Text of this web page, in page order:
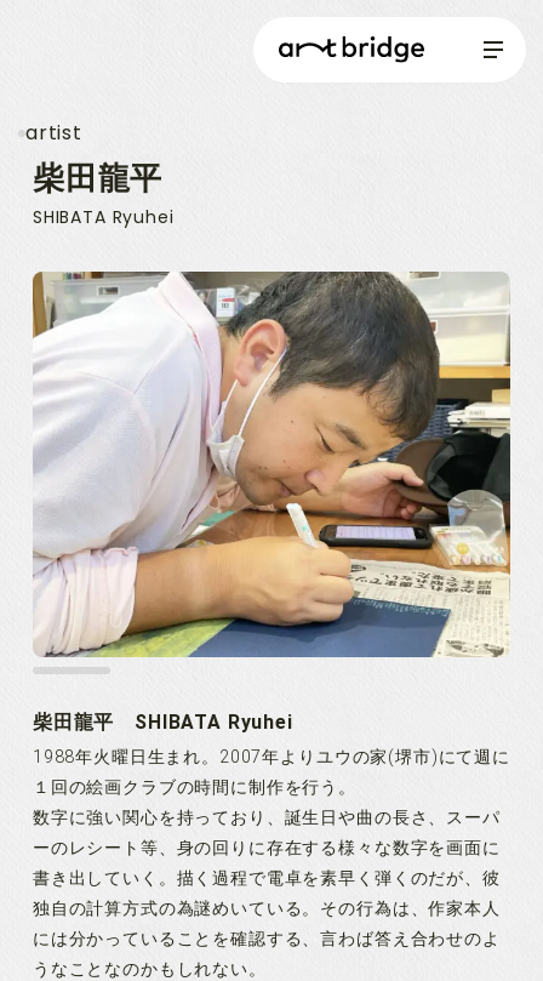
artist
柴田龍平
SHIBATA Ryuhei
柴田龍平 SHIBATA Ryuhei
1988年火曜日生まれ。2007年よりユウの家(堺市)にて週に
１回の絵画クラブの時間に制作を行う。
数字に強い関心を持っており、誕生日や曲の長さ、スーパ
ーのレシート等、身の回りに存在する様々な数字を画面に
書き出していく。描く過程で電卓を素早く弾くのだが、彼
独自の計算方式の為謎めいている。その行為は、作家本人
には分かっていることを確認する、言わば答え合わせのよ
うなことなのかもしれない。